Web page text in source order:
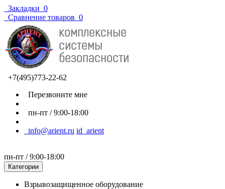
Закладки 0
Сравнение товаров 0
+7(495)773-22-62
Перезвоните мне
пн-пт / 9:00-18:00
info@arient.ru id_arient
пн-пт / 9:00-18:00
Категории
Взрывозащищенное оборудование